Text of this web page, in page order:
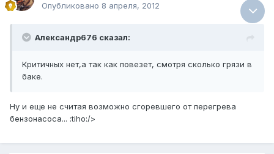
Опубликовано 8 апреля, 2012
Александр676 сказал:
Критичных нет,а так как повезет, смотря сколько грязи в
баке.
Ну и еще не считая возможно сгоревшего от перегрева
бензонасоса... :tiho:/>